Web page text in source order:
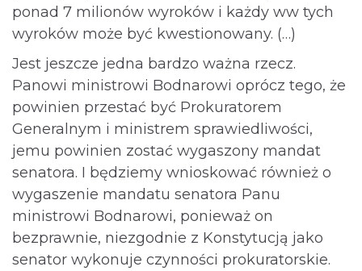
ponad 7 milionów wyroków i każdy ww tych
wyroków może być kwestionowany. (…)
Jest jeszcze jedna bardzo ważna rzecz.
Panowi ministrowi Bodnarowi oprócz tego, że
powinien przestać być Prokuratorem
Generalnym i ministrem sprawiedliwości,
jemu powinien zostać wygaszony mandat
senatora. I będziemy wnioskować również o
wygaszenie mandatu senatora Panu
ministrowi Bodnarowi, ponieważ on
bezprawnie, niezgodnie z Konstytucją jako
senator wykonuje czynności prokuratorskie.